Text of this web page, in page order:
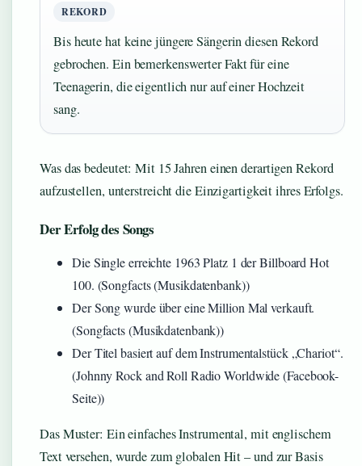
REKORD
Bis heute hat keine jüngere Sängerin diesen Rekord
gebrochen. Ein bemerkenswerter Fakt für eine
Teenagerin, die eigentlich nur auf einer Hochzeit
sang.
Was das bedeutet: Mit 15 Jahren einen derartigen Rekord
aufzustellen, unterstreicht die Einzigartigkeit ihres Erfolgs.
Der Erfolg des Songs
Die Single erreichte 1963 Platz 1 der Billboard Hot
100. (Songfacts (Musikdatenbank))
Der Song wurde über eine Million Mal verkauft.
(Songfacts (Musikdatenbank))
Der Titel basiert auf dem Instrumentalstück „Chariot“.
(Johnny Rock and Roll Radio Worldwide (Facebook-
Seite))
Das Muster: Ein einfaches Instrumental, mit englischem
Text versehen, wurde zum globalen Hit – und zur Basis